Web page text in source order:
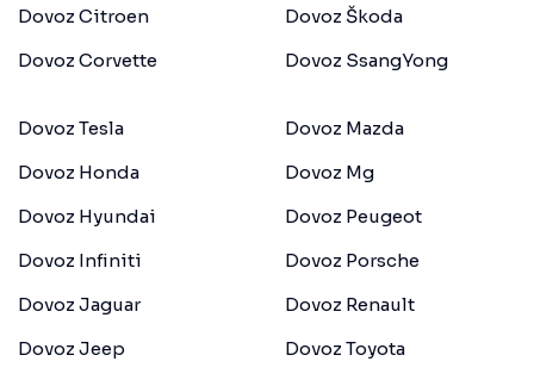
Dovoz Citroen
Dovoz Corvette
Dovoz Škoda
Dovoz SsangYong
Dovoz Tesla
Dovoz Honda
Dovoz Hyundai
Dovoz Infiniti
Dovoz Jaguar
Dovoz Jeep
Dovoz Mazda
Dovoz Mg
Dovoz Peugeot
Dovoz Porsche
Dovoz Renault
Dovoz Toyota